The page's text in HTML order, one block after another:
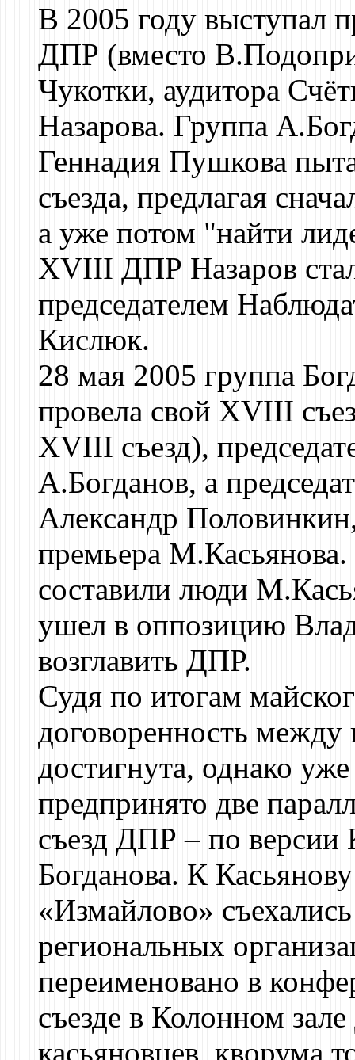
В 2005 году выступал
ДПР (вместо
Чукотки, аудитора
Назарова. Группа
Геннадия Пушкова
съезда, предлагая
а уже потом "найти
XVIII ДПР Назаров
председателем
Кислюк.
28 мая 2005 группа
провела свой XVIII
XVIII съезд),
А.Богданов, а
Александр
премьера М.Касьянова.
составили люди
ушел в оппозицию
возглавить ДПР.
Судя по итогам
договоренность
достигнута, однако
предпринято две
съезд ДПР – по версии
Богданова. К
«Измайлово»
региональных
переименовано в
съезде в Колонном
касьяновцев, кворума